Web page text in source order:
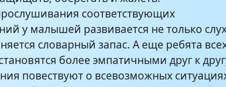
соответствующих
у малышей развивается не только
словарный запас. А еще ребята
более эмпатичными друг к
повествуют о всевозможных